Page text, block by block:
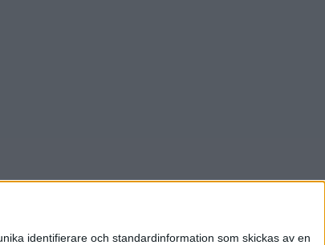
identifierare och standardinformation som skickas av en